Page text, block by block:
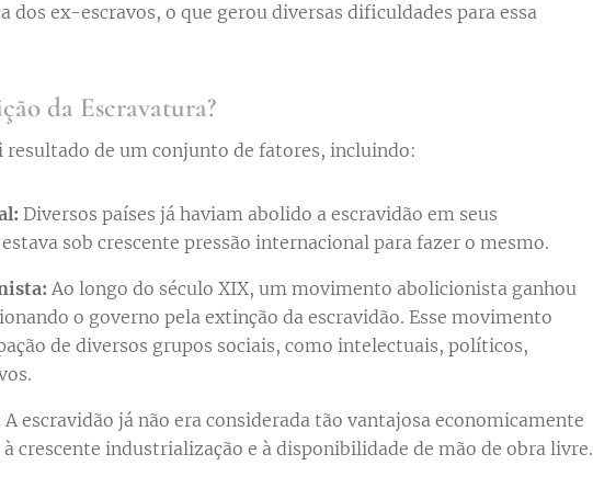
dos ex-escravos, o que gerou diversas dificuldades para essa
da Escravatura?
resultado de um conjunto de fatores, incluindo:
Diversos países já haviam abolido a escravidão em seus
sob crescente pressão internacional para fazer o mesmo.
Ao longo do século XIX, um movimento abolicionista ganhou
o governo pela extinção da escravidão. Esse movimento
de diversos grupos sociais, como intelectuais, políticos,
A escravidão já não era considerada tão vantajosa economicamente
crescente industrialização e à disponibilidade de mão de obra livre.